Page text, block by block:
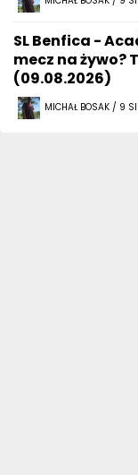
SL Benfica -
mecz na żywo?
(09.08.2026)
MICHAŁ BOSAK / 9